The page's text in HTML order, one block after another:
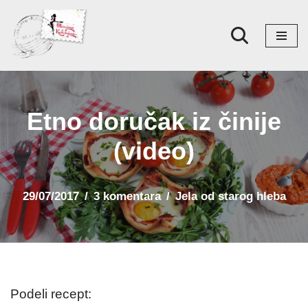
Skoči
na
Etno doručak iz činije
(video)
29/07/2017 3 komentara Jela od starog hleba
Podeli recept: